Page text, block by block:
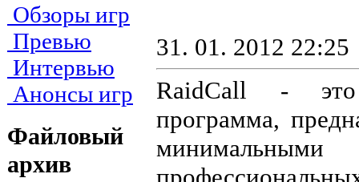
Обзоры игр
Превью
Интервью
Анонсы игр
Файловый
архив
31. 01. 2012 22:25
RaidCall - это
программа,